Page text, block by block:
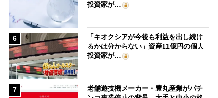
投資家が…
6
「キオクシアが今後も利益を出し続け
るかは分からない」資産11億円の個人
投資家が…
7
老舗遊技機メーカー・豊丸産業がパチ